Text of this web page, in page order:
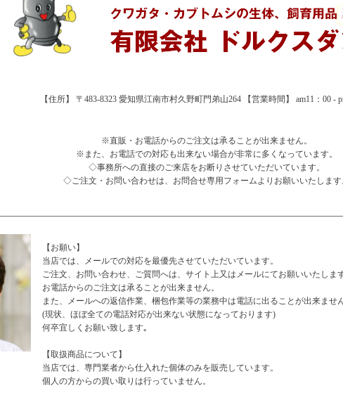
【住所】 〒483-8323 愛知県江南市村久野町門弟山264 【営業時間】 am11：00 -
※直販・お電話からのご注文は承ることが出来ません。
※また、お電話での対応も出来ない場合が非常に多くなっています。
◇事務所への直接のご来店をお断りさせていただいています。
◇ご注文・お問い合わせは、お問合せ専用フォームよりお願いいたします
【お願い】
当店では、メールでの対応を最優先させていただいています。
ご注文、お問い合わせ、ご質問へは、サイト上又はメールにてお願いいたします
お電話からのご注文は承ることが出来ません。
また、メールへの返信作業、梱包作業等の業務中は電話に出ることが出来ません
(現状、ほぼ全ての電話対応が出来ない状態になっております)
何卒宜しくお願い致します｡
【取扱商品について】
当店では、専門業者から仕入れた個体のみを販売しています。
個人の方からの買い取りは行っていません。